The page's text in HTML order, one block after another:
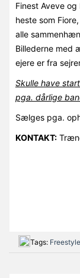
Finest Aveve
heste som
alle
Billederne med
ejere er fra
Skulle have
pga. dårlige
Sælges pga.
KONTAKT:
Tags: Freestyle